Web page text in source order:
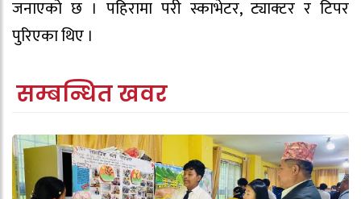
जनाएको छ । पहिरामा परी स्काभेटर, ट्याक्टर र टिपर
पुरिएका थिए ।
सम्बन्धित खवर